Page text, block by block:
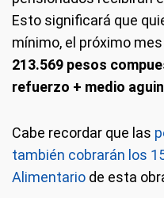
Esto significará que
mínimo, el próximo
213.569 pesos
refuerzo + medio
Cabe recordar que las
también cobrarán los
Alimentario de esta